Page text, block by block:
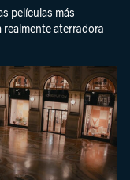
películas más
aterradora